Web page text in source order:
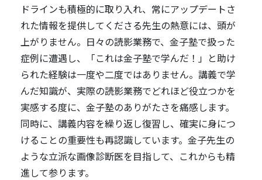
ドラインも積極的に取り入れ、常にアップデートさ
れた情報を提供してくださる先生の熱意には、頭が
上がりません。日々の読影業務で、金子塾で扱った
症例に遭遇し、「これは金子塾で学んだ！」と助け
られた経験は一度や二度ではありません。講義で学
んだ知識が、実際の読影業務でどれほど役立つかを
実感する度に、金子塾のありがたさを痛感します。
同時に、講義内容を繰り返し復習し、確実に身につ
けることの重要性も再認識しています。金子先生の
ような立派な画像診断医を目指して、これからも精
進して参ります。